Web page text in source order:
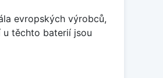
evropských výrobců,
u těchto baterií jsou